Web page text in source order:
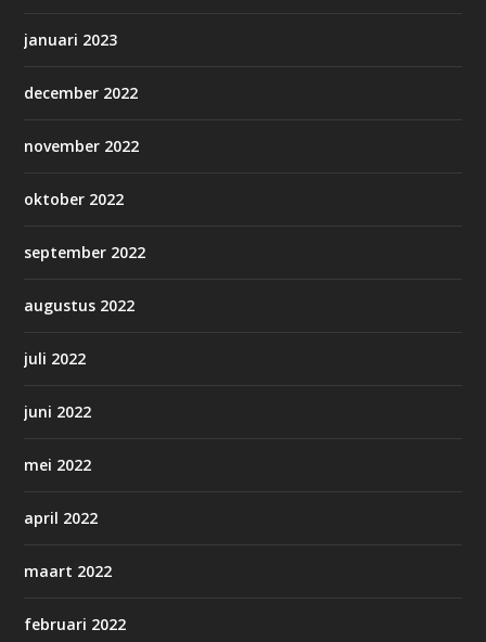
januari 2023
december 2022
november 2022
oktober 2022
september 2022
augustus 2022
juli 2022
juni 2022
mei 2022
april 2022
maart 2022
februari 2022